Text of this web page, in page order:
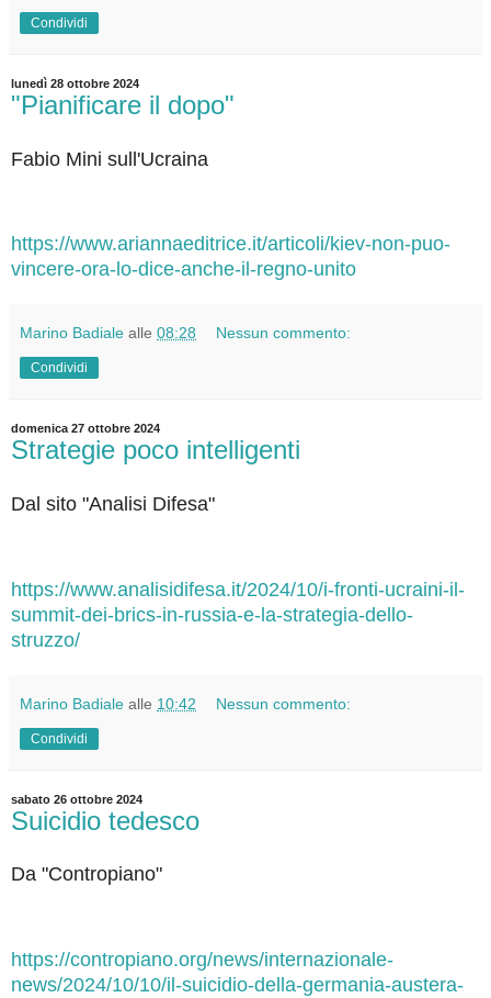
Condividi
lunedì 28 ottobre 2024
"Pianificare il dopo"
Fabio Mini sull'Ucraina
https://www.ariannaeditrice.it/articoli/kiev-non-puo-
vincere-ora-lo-dice-anche-il-regno-unito
Marino Badiale alle 08:28 Nessun commento:
Condividi
domenica 27 ottobre 2024
Strategie poco intelligenti
Dal sito "Analisi Difesa"
https://www.analisidifesa.it/2024/10/i-fronti-ucraini-il-
summit-dei-brics-in-russia-e-la-strategia-dello-
struzzo/
Marino Badiale alle 10:42 Nessun commento:
Condividi
sabato 26 ottobre 2024
Suicidio tedesco
Da "Contropiano"
https://contropiano.org/news/internazionale-
news/2024/10/10/il-suicidio-della-germania-austera-